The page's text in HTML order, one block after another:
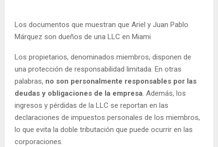
Los documentos que muestran que Ariel y Juan Pablo
Márquez son dueños de una LLC en Miami
Los propietarios, denominados miembros, disponen de
una protección de responsabilidad limitada. En otras
palabras, no son personalmente responsables por las
deudas y obligaciones de la empresa. Además, los
ingresos y pérdidas de la LLC se reportan en las
declaraciones de impuestos personales de los miembros,
lo que evita la doble tributación que puede ocurrir en las
corporaciones.